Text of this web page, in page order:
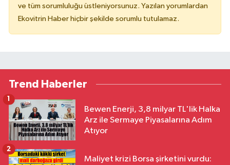
ve tüm sorumluluğu üstleniyorsunuz. Yazılan yorumlardan
Ekovitrin Haber hiçbir şekilde sorumlu tutulamaz.
Trend Haberler
Bewen Enerji, 3,8 milyar TL'lik Halka
Arz ile Sermaye Piyasalarına Adım
Atıyor
1
Maliyet krizi Borsa şirketini vurdu:
2